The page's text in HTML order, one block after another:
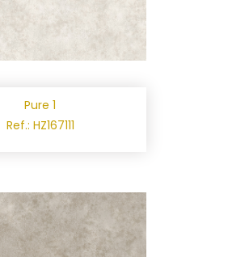
Pure 1
Ref.: HZ167111